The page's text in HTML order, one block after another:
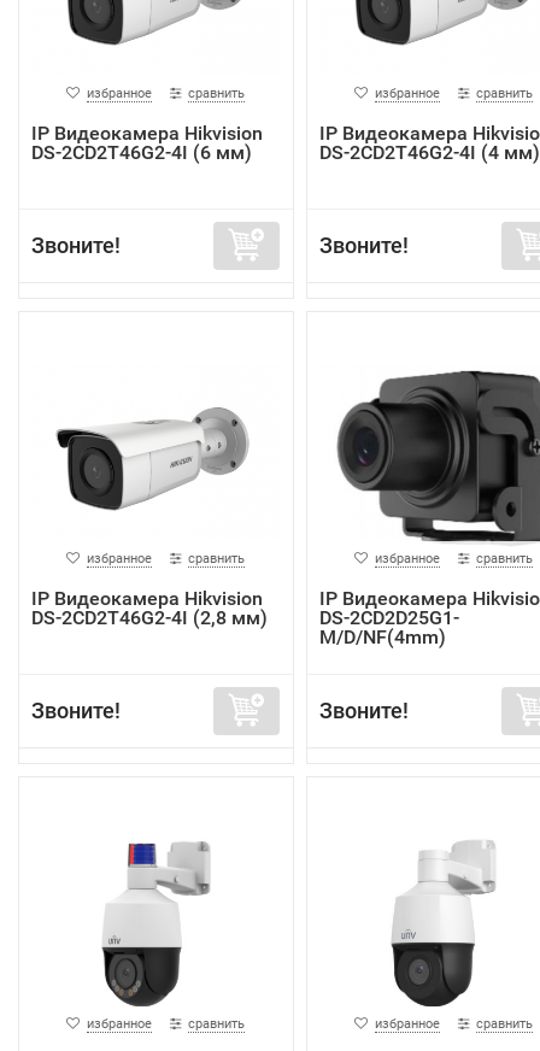
избранное сравнить
IP Видеокамера Hikvision
DS-2CD2T46G2-4I (6 мм)
Звоните!
избранное сравнить
IP Видеокамера
DS-2CD2T46G2-4I (4 мм)
Звоните!
избранное сравнить
IP Видеокамера Hikvision
DS-2CD2T46G2-4I (2,8 мм)
Звоните!
избранное сравнить
IP Видеокамера
DS-2CD2D25G1-
M/D/NF(4mm)
Звоните!
избранное сравнить избранное сравнить